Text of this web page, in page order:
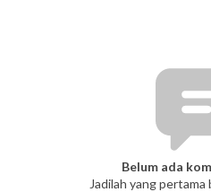
Belum ada
Jadilah yang